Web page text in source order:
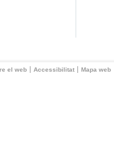
el web Accessibilitat Mapa web